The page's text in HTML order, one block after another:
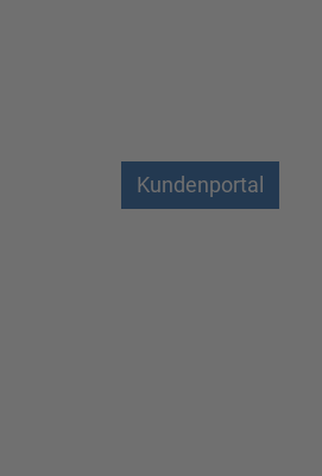
Kundenportal